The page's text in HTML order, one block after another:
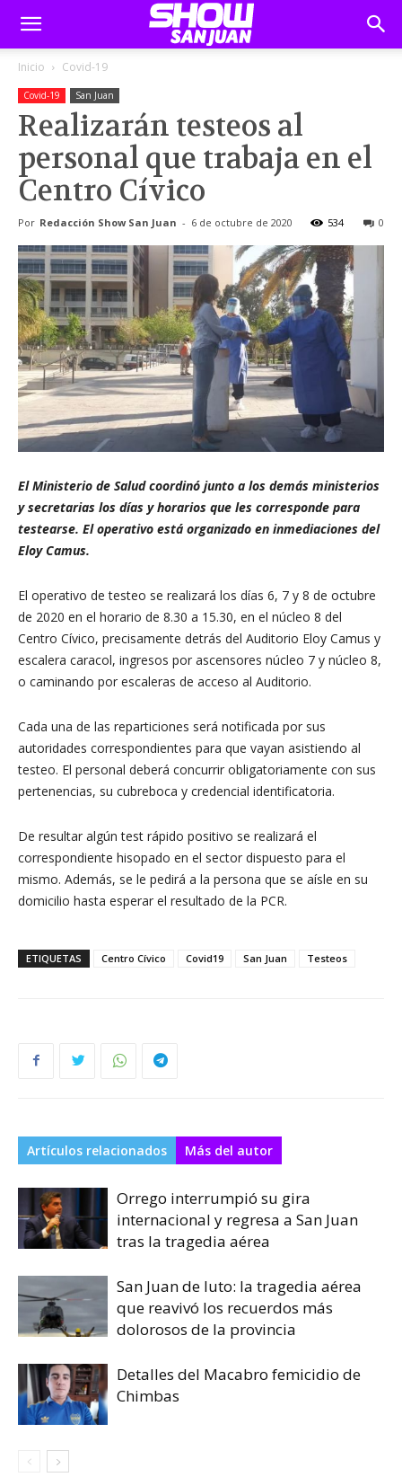
Inicio Covid-19
Covid-19 San Juan
Realizarán testeos al
personal que trabaja en el
Centro Cívico
Por Redacción Show San Juan - 6 de octubre de 2020 0
534
El Ministerio de Salud coordinó junto a los demás ministerios
y secretarias los días y horarios que les corresponde para
testearse. El operativo está organizado en inmediaciones del
Eloy Camus.
El operativo de testeo se realizará los días 6, 7 y 8 de octubre
de 2020 en el horario de 8.30 a 15.30, en el núcleo 8 del
Centro Cívico, precisamente detrás del Auditorio Eloy Camus y
escalera caracol, ingresos por ascensores núcleo 7 y núcleo 8,
o caminando por escaleras de acceso al Auditorio.
Cada una de las reparticiones será notificada por sus
autoridades correspondientes para que vayan asistiendo al
testeo. El personal deberá concurrir obligatoriamente con sus
pertenencias, su cubreboca y credencial identificatoria.
De resultar algún test rápido positivo se realizará el
correspondiente hisopado en el sector dispuesto para el
mismo. Además, se le pedirá a la persona que se aísle en su
domicilio hasta esperar el resultado de la PCR.
ETIQUETAS Centro Cívico Covid19 San Juan Testeos
Artículos relacionados Más del autor
Orrego interrumpió su gira
internacional y regresa a San Juan
tras la tragedia aérea
San Juan de luto: la tragedia aérea
que reavivó los recuerdos más
dolorosos de la provincia
Detalles del Macabro femicidio de
Chimbas